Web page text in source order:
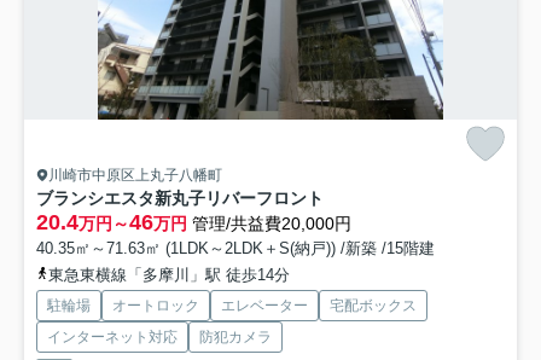
川崎市中原区上丸子八幡町
ブランシエスタ新丸子リバーフロント
20.4万円～46万円 管理/共益費20,000円
40.35㎡～71.63㎡ (1LDK～2LDK＋S(納戸)) /新築 /15階建
東急東横線「多摩川」駅 徒歩14分
駐輪場 オートロック エレベーター
宅配ボックス
インターネット対応
防犯カメラ